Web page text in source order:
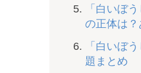
「白いぼ
の正体は
「白いぼ
題まとめ